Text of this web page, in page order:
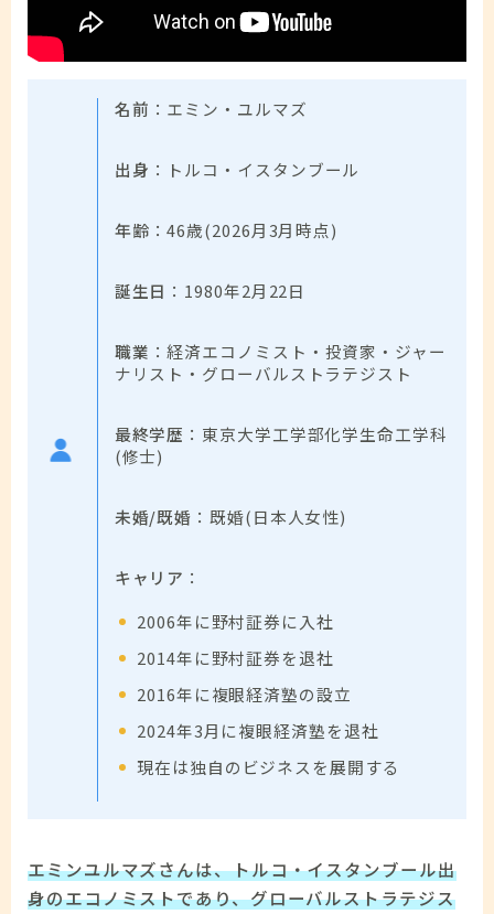
名前 ：エミン・ユルマズ
出身 ：トルコ・イスタンブール
年齢 ：46歳(2026月3月時点)
誕生日 ：1980年2月22日
職業 ：経済エコノミスト・投資家・ジャー
ナリスト・グローバルストラテジスト
最終学歴 ：東京大学工学部化学生命工学科
(修士)
未婚/既婚 ：既婚(日本人女性)
キャリア ：
2006年に野村証券に入社
2014年に野村証券を退社
2016年に複眼経済塾の設立
2024年3月に複眼経済塾を退社
現在は独自のビジネスを展開する
エミンユルマズさんは、トルコ・イスタンブール出
身のエコノミストであり、グローバルストラテジス